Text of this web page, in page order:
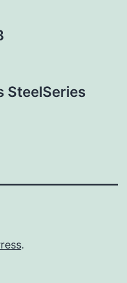
SteelSeries
.